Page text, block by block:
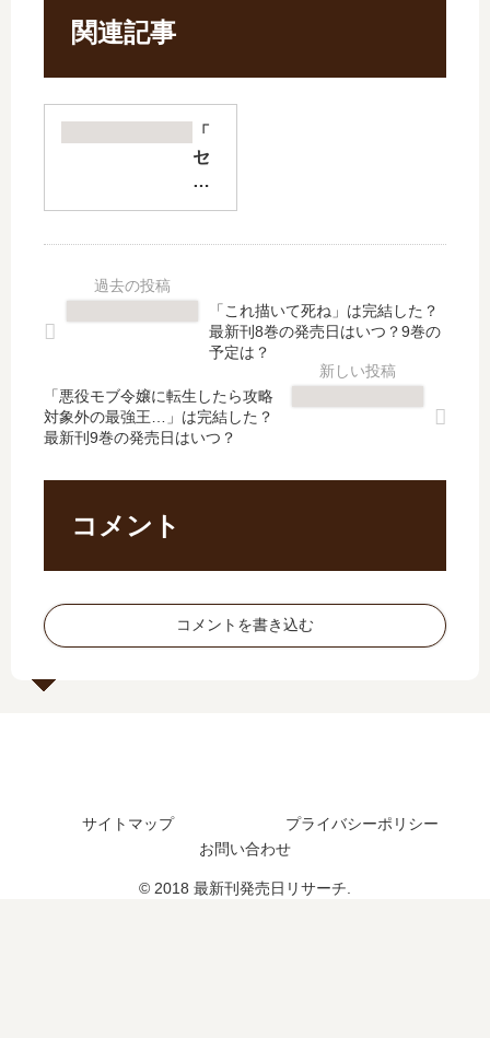
関連記事
「
セ
ラ
ム
リ
ス
ー
ト
」
い
つ
「これ描いて死ね」は完結した？
最新刊8巻の発売日はいつ？9巻の
予定は？
「悪役モブ令嬢に転生したら攻略
対象外の最強王…」は完結した？
最新刊9巻の発売日はいつ？
コメント
コメントを書き込む
サイトマップ
プライバシーポリシー
お問い合わせ
© 2018 最新刊発売日リサーチ.